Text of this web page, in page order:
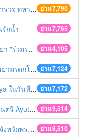
อ่าน 7,790
ถไฟ เตรียมรับมือเทศกาลสงกรานต์
อ่าน 7,765
รักน้ำ
อ่าน 4,105
ลสงกรานต์ ปี 2561
อ่าน 7,124
มรดกโลก
อ่าน 7,172
นวาคม 2560
อ่าน 9,514
of the bands
อ่าน 8,510
ยุธยา 2560